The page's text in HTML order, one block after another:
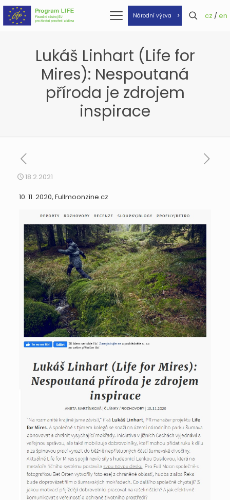
Národní výzva cz / en
Lukáš Linhart (Life for
Mires): Nespoutaná
příroda je zdrojem
inspirace
18.2.2021
10. 11. 2020, Fullmoonzine.cz